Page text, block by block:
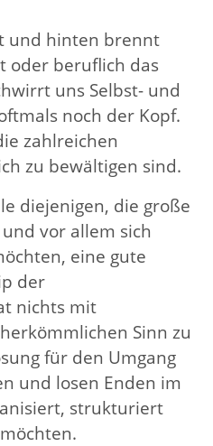
und hinten brennt
oder beruflich das
uns Selbst- und
noch der Kopf.
zahlreichen
zu bewältigen sind.
diejenigen, die große
vor allem sich
eine gute
der
nichts mit
Sinn zu
für den Umgang
und losen Enden im
strukturiert